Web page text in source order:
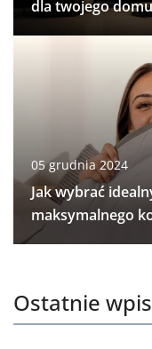
dla twojego
05 grudnia 2024
Jak wybrać
maksymalnego
Ostatnie